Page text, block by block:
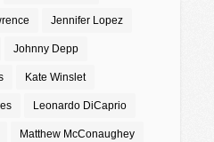
Jennifer Lopez
Johnny Depp
Kate Winslet
Leonardo DiCaprio
Matthew McConaughey